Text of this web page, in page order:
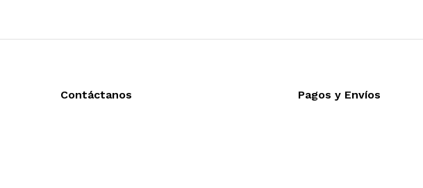
Contáctanos Pagos y Envíos